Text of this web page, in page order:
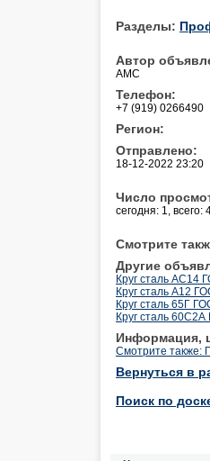
Разделы:
Автор
АМС
Телефон:
+7 (919) 0266490
Регион:
Отправлено:
18-12-2022 23:20
Число
сегодня: 1, всего:
Смотрите
Другие
Круг сталь АС14
Круг сталь А12
Круг сталь 65Г
Круг сталь
Информация,
Смотрите также:
Вернуться в
Поиск по